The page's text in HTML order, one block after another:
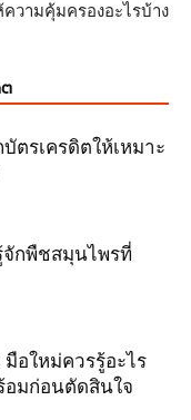
ความคุ้มครองอะไรบ้าง
ตรเครดิตให้เหมาะ
กพืชสมุนไพรที่
อใหม่ควรรู้อะไร
อมก่อนตัดสินใจ